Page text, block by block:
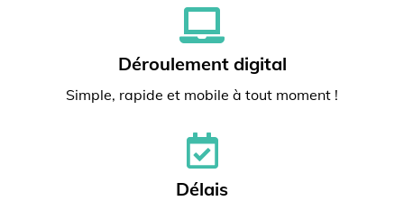
Déroulement digital
Simple, rapide et mobile à tout moment !
Délais